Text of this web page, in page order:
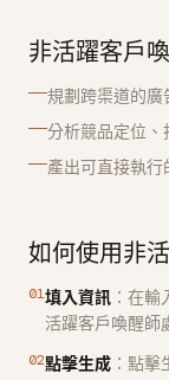
非活躍客戶
規劃跨渠道的廣
分析競品定位
產出可直接執
如何使用非
01填入資訊 ： 在輸
活躍客戶喚醒師
02點擊生成 ： 點擊